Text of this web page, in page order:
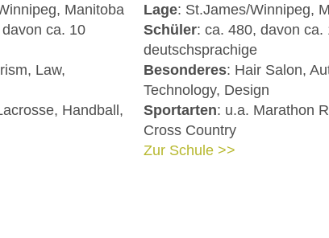
Manitoba
ca. 10
Law,
Handball,
Lage: St.James/Winnipeg,
Schüler: ca. 480, davon ca.
deutschsprachige
Besonderes: Hair Salon,
Technology, Design
Sportarten: u.a. Marathon
Cross Country
Zur Schule >>